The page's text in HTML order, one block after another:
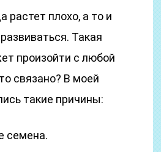
растет плохо, а то и
Такая
произойти с любой
связано? В моей
такие причины:
семена.